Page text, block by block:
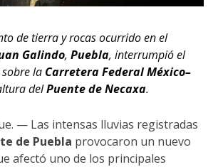
de tierra y rocas ocurrido en el
Galindo, Puebla, interrumpió el
la Carretera Federal México–
delPuente de Necaxa.
— Las intensas lluvias registradas
de Puebla provocaron un nuevo
afectó uno de los principales